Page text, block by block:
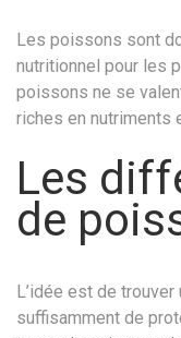
Les poissons sont
nutritionnel pour les
poissons ne se
riches en nutriments
Les
de
L’idée est de
suffisamment de